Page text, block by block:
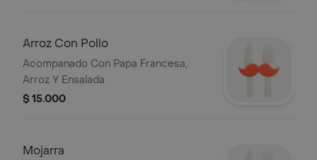
Arroz Con Pollo
Acompanado Con Papa Francesa,
Arroz Y Ensalada
$ 15.000
Mojarra